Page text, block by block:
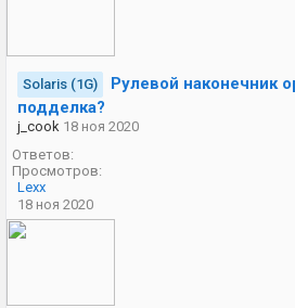
Solaris (1G)
Рулевой наконечник
подделка?
j_cook 18 ноя 2020
Ответов:
Просмотров:
Lexx
18 ноя 2020